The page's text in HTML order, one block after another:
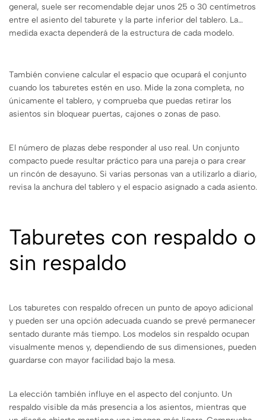
general, suele ser recomendable dejar unos 25 o 30 centímetros
entre el asiento del taburete y la parte inferior del tablero. La
medida exacta dependerá de la estructura de cada modelo.
También conviene calcular el espacio que ocupará el conjunto
cuando los taburetes estén en uso. Mide la zona completa, no
únicamente el tablero, y comprueba que puedas retirar los
asientos sin bloquear puertas, cajones o zonas de paso.
El número de plazas debe responder al uso real. Un conjunto
compacto puede resultar práctico para una pareja o para crear
un rincón de desayuno. Si varias personas van a utilizarlo a diario,
revisa la anchura del tablero y el espacio asignado a cada asiento.
Taburetes con respaldo o
sin respaldo
Los taburetes con respaldo ofrecen un punto de apoyo adicional
y pueden ser una opción adecuada cuando se prevé permanecer
sentado durante más tiempo. Los modelos sin respaldo ocupan
visualmente menos y, dependiendo de sus dimensiones, pueden
guardarse con mayor facilidad bajo la mesa.
La elección también influye en el aspecto del conjunto. Un
respaldo visible da más presencia a los asientos, mientras que